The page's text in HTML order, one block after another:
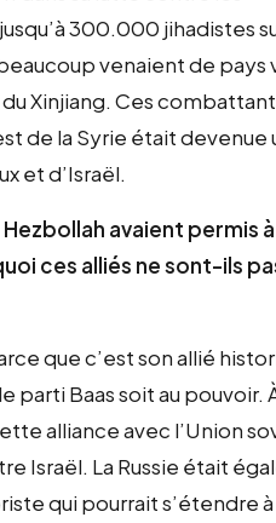
300.000 jihadistes
venaient de pays
Xinjiang. Ces
de la Syrie était devenue
et d’Israël.
avaient permis
ces alliés ne sont-ils
que c’est son allié
parti Baas soit au pouvoir.
alliance avec l’Union
Israël. La Russie était
qui pourrait s’étendre à